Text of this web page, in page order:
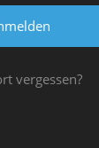
vergessen?